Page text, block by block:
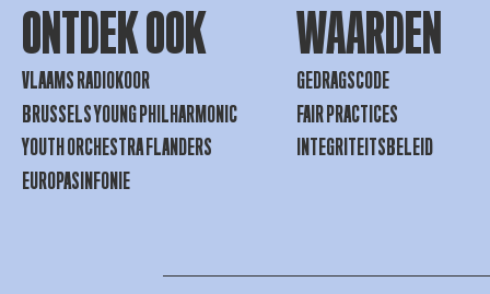
ONTDEK OOK
VLAAMS RADIOKOOR
BRUSSELS YOUNG PHILHARMONIC
YOUTH ORCHESTRA FLANDERS
EUROPASINFONIE
WAARDEN
GEDRAGSCODE
FAIR PRACTICES
INTEGRITEITSBELEID